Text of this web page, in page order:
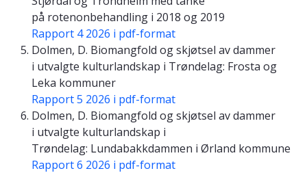
på rotenonbehandling i 2018 og 2019
Rapport 4 2026 i pdf-format
Dolmen, D. Biomangfold og skjøtsel av dammer
i utvalgte kulturlandskap i Trøndelag: Frosta og
Leka kommuner
Rapport 5 2026 i pdf-format
Dolmen, D. Biomangfold og skjøtsel av dammer
i utvalgte kulturlandskap i
Trøndelag: Lundabakkdammen i Ørland kommune
Rapport 6 2026 i pdf-format